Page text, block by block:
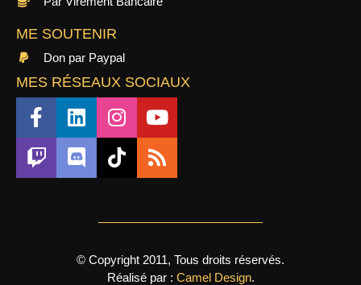
ME SOUTENIR
Don par Paypal
MES RÉSEAUX SOCIAUX
© Copyright 2011, Tous droits réservés.
Réalisé par : Camel Design.